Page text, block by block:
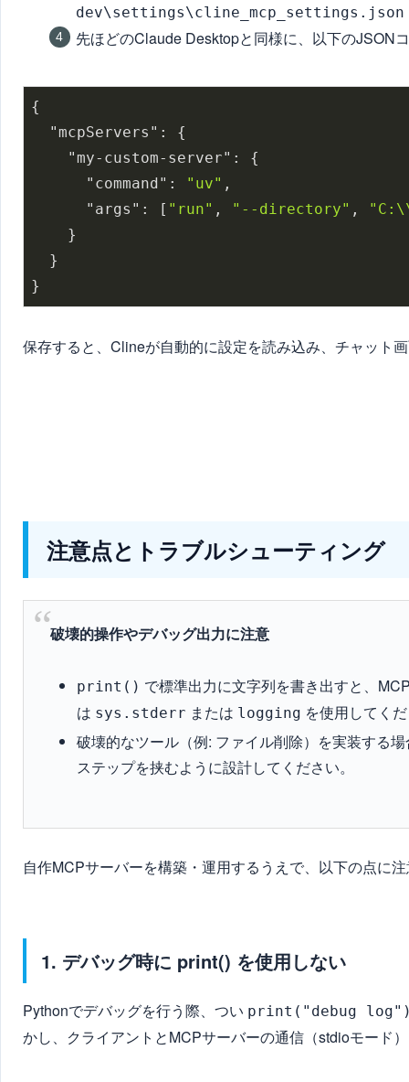
dev\settings\cline_mcp_settings.json
先ほどのClaude Desktopと同様に、以下のJSON
{
"mcpServers" : {
"my-custom-server" : {
"command" : "uv" ,
"args" : [ "run" , "--directory" ,
    }
  }
保存すると、Clineが自動的に設定を読み込み、チャット
注意点とトラブルシューティング
破壊的操作やデバッグ出力に注意
print() で標準出力に文字列を書き出すと、
は sys.stderr または logging を使用してく
破壊的なツール（例: ファイル削除）を実装する
ステップを挟むように設計してください。
自作MCPサーバーを構築・運用するうえで、以下の点に
1. デバッグ時に print() を使用しない
Pythonでデバッグを行う際、つい print("debug
かし、クライアントとMCPサーバーの通信（stdioモード